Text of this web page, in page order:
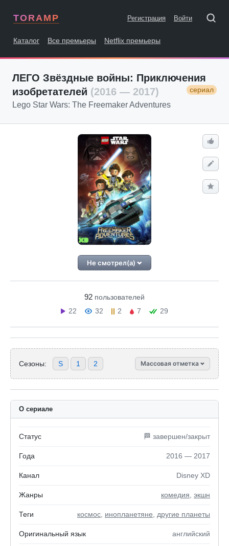
TORAMP Регистрация Войти
Каталог Все премьеры Netflix премьеры
ЛЕГО Звёздные войны: Приключения
изобретателей (2016 — 2017) сериал
Lego Star Wars: The Freemaker Adventures
Не смотрел(а)
92 пользователей
22
32 2 7 29
Сезоны: S 1 2 Массовая отметка
О сериале
Статус 🏁 завершен/закрыт
Года 2016 — 2017
Канал Disney XD
Жанры комедия экшн
Теги космос инопланетяне другие планеты
Оригинальный язык английский